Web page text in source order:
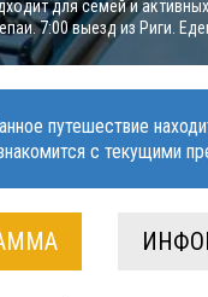
для семей и
7:00 выезд из Риги.
путешествие
с текущими